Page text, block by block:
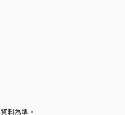
料為準。